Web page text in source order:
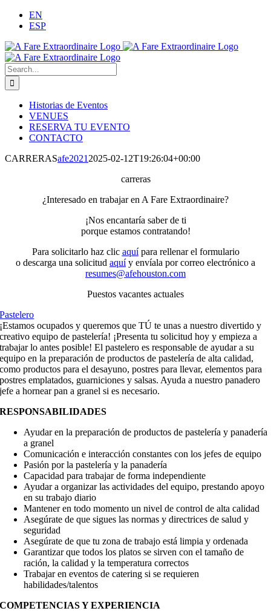
Skip
EN
ESP
Search
for:
Historias de Eventos
VENUES
RESERVA TU EVENTO
CONTACTO
CARRERASafe2021 2025-02-12T19:26:04+00:00
carreras
¿Interesado en trabajar en A Fare Extraordinaire?
¡Nos encantaría saber de ti
porque estamos contratando!
Para solicitarlo haz clic aquípara rellenar el formulario
o descarga una solicitud aquíy envíala por correo electrónico a
resumes@afehouston.com
Puestos vacantes actuales
Pastelero
¡Estamos ocupados y queremos que TÚ te unas a nuestro divertido y
creativo equipo de pastelería! ¡Presenta tu solicitud hoy y empieza a
trabajar lo antes posible! El pastelero es responsable de ayudar a su
equipo en la preparación de productos de pastelería de alta calidad,
como productos para el desayuno, postres para llevar, elementos para
postres emplatados, guarniciones y salsas. Ayuda a nuestro panadero
jefe a hornear pan a granel si es necesario.
RESPONSABILIDADES
Ayudar en la preparación de productos de pastelería y panadería
a granel
Comunicación e interacción constantes con los jefes de equipo
Pasión por la pastelería y la panadería
Capacidad para trabajar de forma independiente
Ayudar a organizar las actividades del equipo, prestando apoyo
en su trabajo diario
Mantener en todo momento un nivel de control de alta calidad
Asegúrate de que sigues las normas y directrices de salud y
seguridad
Asegúrate de que tu zona de trabajo está limpia y ordenada
Garantizar que todos los platos se sirven con el tamaño de
ración, la calidad y la temperatura correctos
Trabajar en eventos de catering si se requieren
habilidades/talentos
COMPETENCIAS Y EXPERIENCIA